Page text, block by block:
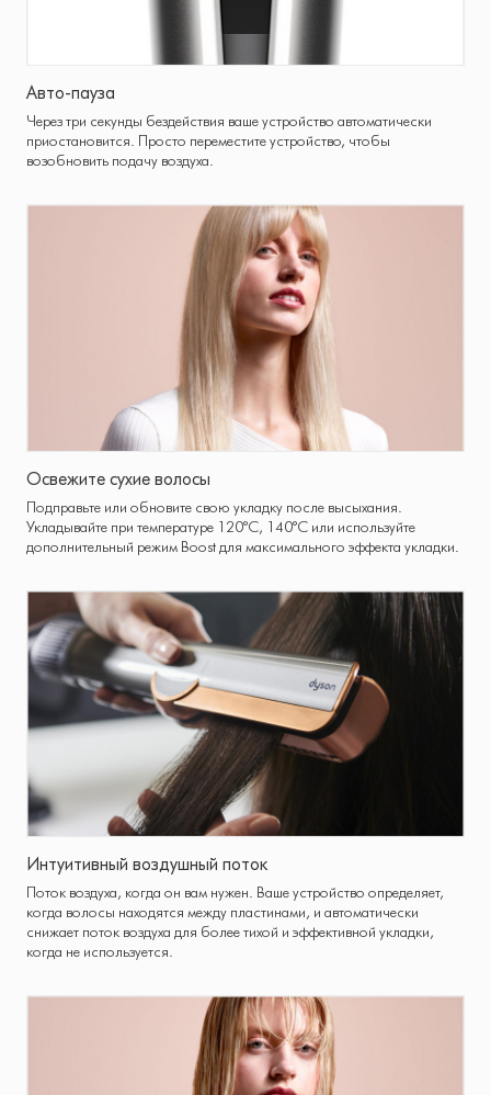
Авто-пауза
Через три секунды бездействия ваше устройство автоматически
приостановится. Просто переместите устройство, чтобы
возобновить подачу воздуха.
Освежите сухие волосы
Подправьте или обновите свою укладку после высыхания.
Укладывайте при температуре 120°C, 140°C или используйте
дополнительный режим Boost для максимального эффекта укладки.
Интуитивный воздушный поток
Поток воздуха, когда он вам нужен. Ваше устройство определяет,
когда волосы находятся между пластинами, и автоматически
снижает поток воздуха для более тихой и эффективной укладки,
когда не используется.